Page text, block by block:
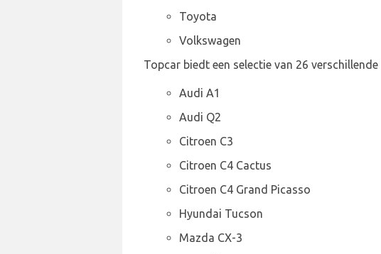
Toyota
Volkswagen
Topcar biedt een selectie van 26
Audi A1
Audi Q2
Citroen C3
Citroen C4 Cactus
Citroen C4 Grand Picasso
Hyundai Tucson
Mazda CX-3